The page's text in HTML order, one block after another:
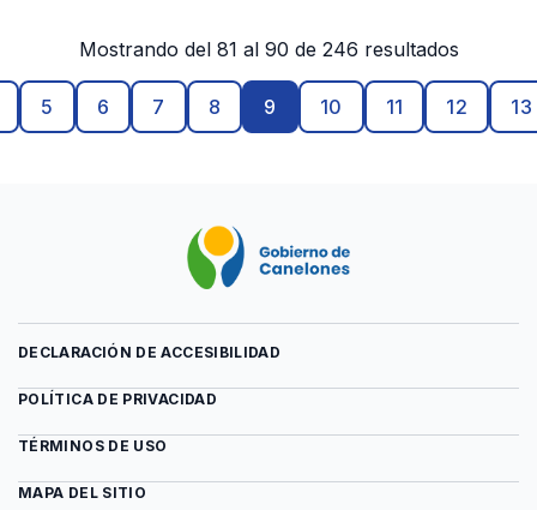
Mostrando del 81 al 90 de 246 resultados
5 6 7 8 9 10 11 12 13
DECLARACIÓN DE ACCESIBILIDAD
POLÍTICA DE PRIVACIDAD
TÉRMINOS DE USO
MAPA DEL SITIO